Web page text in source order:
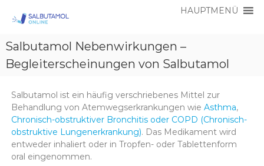
a
l
u
t
a
m
o
l
a
l
b
a
m
o
l
O
n
l
HAUPTMENÜ
Salbutamol Nebenwirkungen –
Begleiterscheinungen von Salbutamol
Salbutamol ist ein häufig verschriebenes Mittel zur
Behandlung von Atemwegserkrankungen wie Asthma,
Chronisch-obstruktiver Bronchitis oder COPD (Chronisch-
obstruktive Lungenerkrankung). Das Medikament wird
entweder inhaliert oder in Tropfen- oder Tablettenform
oral eingenommen.